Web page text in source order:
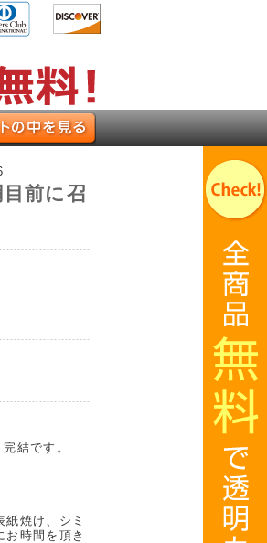
物かご
前に召
結です。
焼け、シミ
お時間を頂き